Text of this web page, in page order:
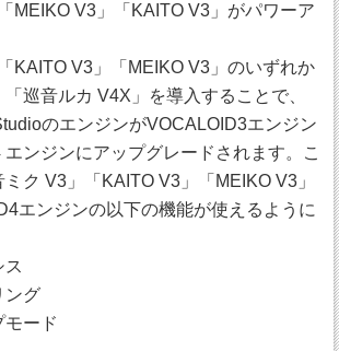
MEIKO V3」「KAITO V3」がパワーア
KAITO V3」「MEIKO V3」のいずれか
巡音ルカ V4X」を導入することで、
のエンジンがVOCALOID3エンジン
ンジンにアップグレードされます。こ
ク V3」「KAITO V3」「MEIKO V3」
エンジンの以下の機能が使えるように
ス
ング
モード